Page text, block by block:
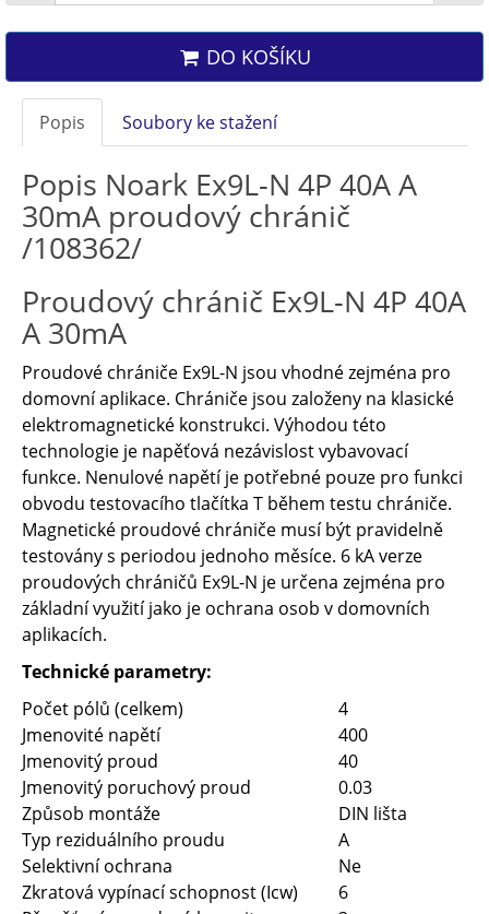
DO KOŠÍKU
Popis Soubory ke stažení
Popis Noark Ex9L-N 4P 40A A
30mA proudový chránič
/108362/
Proudový chránič Ex9L-N 4P 40A
A 30mA
Proudové chrániče Ex9L-N jsou vhodné zejména pro
domovní aplikace. Chrániče jsou založeny na klasické
elektromagnetické konstrukci. Výhodou této
technologie je napěťová nezávislost vybavovací
funkce. Nenulové napětí je potřebné pouze pro funkci
obvodu testovacího tlačítka T během testu chrániče.
Magnetické proudové chrániče musí být pravidelně
testovány s periodou jednoho měsíce. 6 kA verze
proudových chráničů Ex9L-N je určena zejména pro
základní využití jako je ochrana osob v domovních
aplikacích.
Technické parametry:
Počet pólů (celkem)
4
Jmenovité napětí
400
Jmenovitý proud
40
Jmenovitý poruchový proud
0.03
Způsob montáže
DIN lišta
Typ reziduálního proudu
A
Selektivní ochrana
Ne
Zkratová vypínací schopnost (Icw)
6